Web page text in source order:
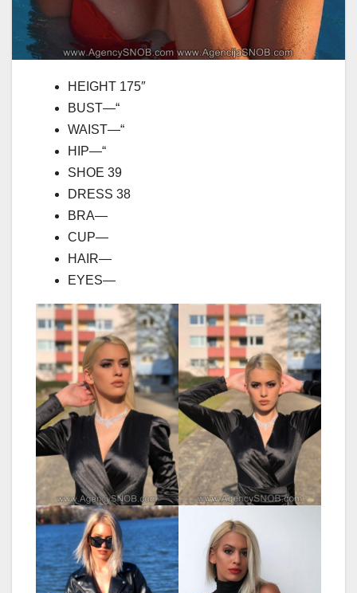
HEIGHT 175″
BUST—“
WAIST—“
HIP—“
SHOE 39
DRESS 38
BRA—
CUP—
HAIR—
EYES—